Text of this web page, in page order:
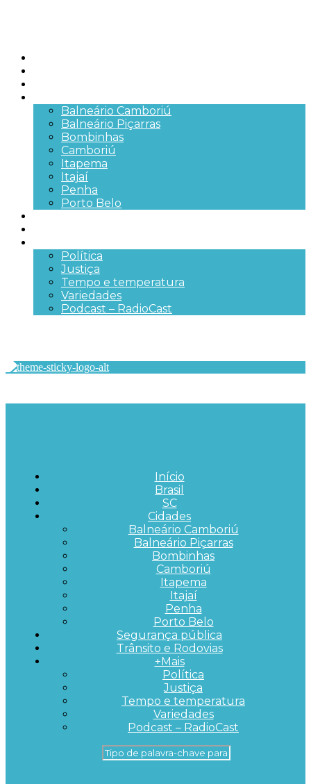
Balneário Camboriú
Balneário Piçarras
Bombinhas
Camboriú
Itapema
Itajaí
Penha
Porto Belo
Política
Justiça
Tempo e temperatura
Variedades
Podcast – RadioCast
Início
Brasil
SC
Cidades
Balneário Camboriú
Balneário Piçarras
Bombinhas
Camboriú
Itapema
Itajaí
Penha
Porto Belo
Segurança pública
Trânsito e Rodovias
+Mais
Política
Justiça
Tempo e temperatura
Variedades
Podcast – RadioCast